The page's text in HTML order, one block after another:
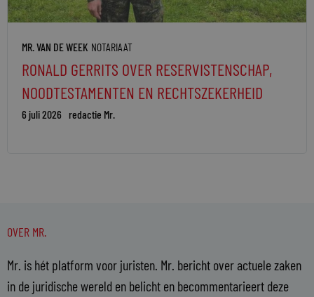
MR. VAN DE WEEK NOTARIAAT
RONALD GERRITS OVER RESERVISTENSCHAP,
NOODTESTAMENTEN EN RECHTSZEKERHEID
6 juli 2026 redactie Mr.
OVER MR.
Mr. is hét platform voor juristen. Mr. bericht over actuele zaken
in de juridische wereld en belicht en becommentarieert deze